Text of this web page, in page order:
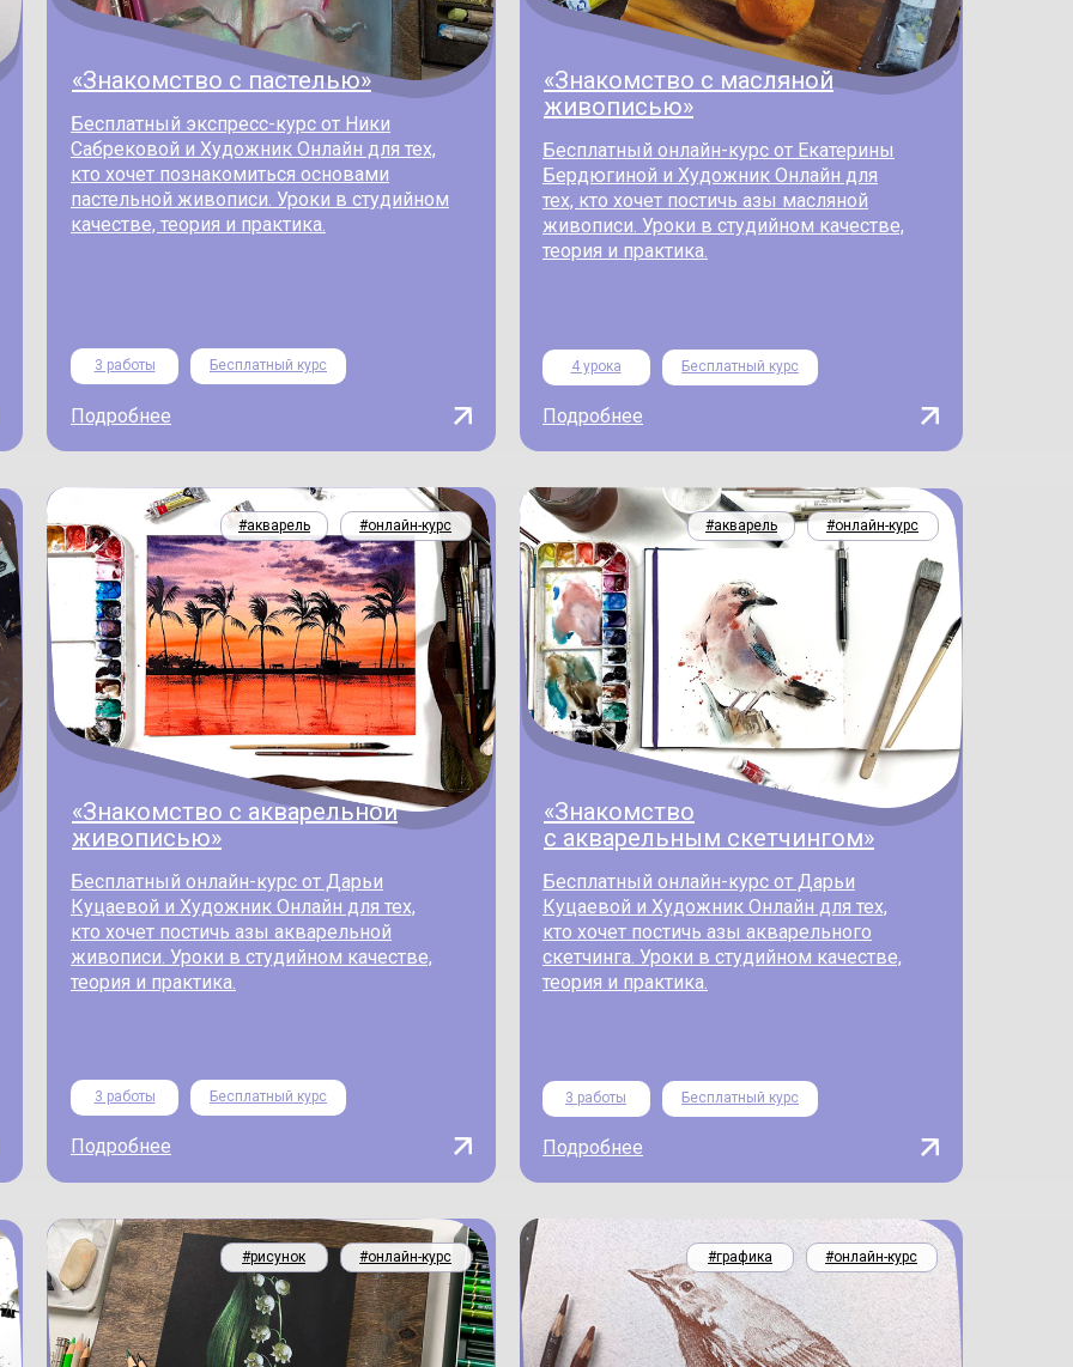
«Знакомство с масляной
живописью»
Бесплатный онлайн-курс от Екатерины
Бердюгиной и Художник Онлайн для
тех, кто хочет постичь азы масляной
живописи. Уроки в студийном качестве,
теория и практика.
Подробнее
Бесплатный курс
4 урока
«Знакомство с пастелью»
Бесплатный экспресс-курс от Ники
Сабрековой и Художник Онлайн для тех,
кто хочет познакомиться основами
пастельной живописи. Уроки в студийном
качестве, теория и практика.
Подробнее
Бесплатный курс
3 работы
«Знакомство
с акварельным скетчингом»
Бесплатный онлайн-курс от Дарьи
Куцаевой и Художник Онлайн для тех,
кто хочет постичь азы акварельного
скетчинга. Уроки в студийном качестве,
теория и практика.
Подробнее
3 работы Бесплатный курс
#акварель #онлайн-курс
«Знакомство с акварельной
живописью»
Бесплатный онлайн-курс от Дарьи
Куцаевой и Художник Онлайн для тех,
кто хочет постичь азы акварельной
живописи. Уроки в студийном качестве,
теория и практика.
Подробнее
Бесплатный курс
3 работы
#акварель #онлайн-курс
#графика #онлайн-курс
#онлайн-курс
#рисунок